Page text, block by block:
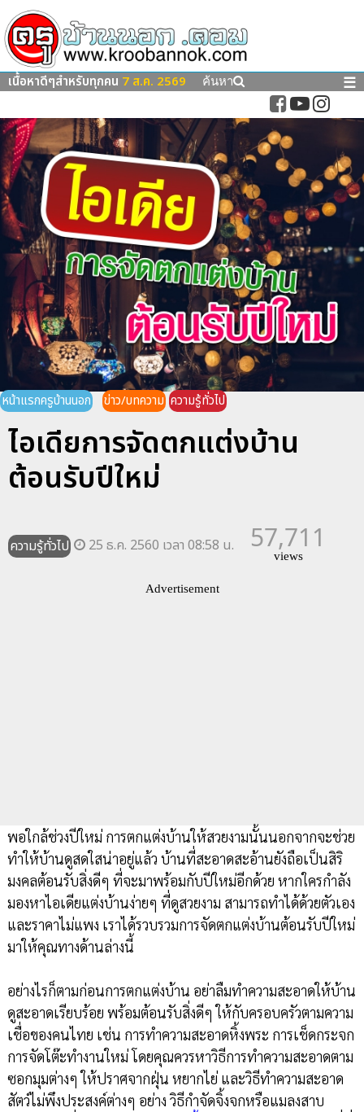
เนื้อหาดีๆสำหรับทุกคน 7 ส.ค. 2569 ค้นหา ☰
หน้าแรกครูบ้านนอก ข่าว/บทความ ความรู้ทั่วไป
ไอเดียการจัดตกแต่งบ้าน
ต้อนรับปีใหม่
ความรู้ทั่วไป 25 ธ.ค. 2560 เวลา 08:58 น. 57,711
views
Advertisement
พอใกล้ช่วงปีใหม่ การตกแต่งบ้านให้สวยงามนั้นนอกจากจะช่วย
ทำให้บ้านดูสดใสน่าอยู่แล้ว บ้านที่สะอาดสะอ้านยังถือเป็นสิริ
มงคลต้อนรับสิ่งดีๆ ที่จะมาพร้อมกับปีใหม่อีกด้วย หากใครกำลัง
มองหาไอเดียแต่งบ้านง่ายๆ ที่ดูสวยงาม สามารถทำได้ด้วยตัวเอง
และราคาไม่แพง เราได้รวบรวมการจัดตกแต่งบ้านต้อนรับปีใหม่
มาให้คุณทางด้านล่างนี้
อย่างไรก็ตามก่อนการตกแต่งบ้าน อย่าลืมทำความสะอาดให้บ้าน
ดูสะอาดเรียบร้อย พร้อมต้อนรับสิ่งดีๆ ให้กับครอบครัวตามความ
เชื่อของคนไทย เช่น การทำความสะอาดหิ้งพระ การเช็ดกระจก
การจัดโต๊ะทำงานใหม่ โดยคุณควรหาวิธีการทำความสะอาดตาม
ซอกมุมต่างๆ ให้ปราศจากฝุ่น หยากไย่ และวิธีทำความสะอาด
สัตว์ไม่พึงประสงค์ต่างๆ อย่าง วิธีกำจัดจิ้งจกหรือแมลงสาบ